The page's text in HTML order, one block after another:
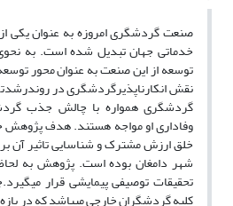
صنعت گردشگری امروزه به عنوان یکی
خدماتی جهان تبدیل شده است. به
توسعه از این صنعت به عنوان محور
نقش انکارناپذیرگردشگری در
گردشگری همواره با چالش جذب
وفاداری او مواجه هستند. هدف پژوهش
خلق ارزش مشترک و شناسایی تاثیر آن
شهر دامغان بوده است. پژوهش به
تحقیقات توصیفی پیمایشی قرار